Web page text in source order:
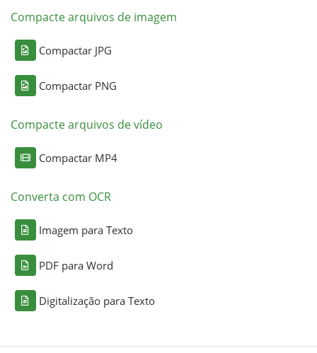
Compacte arquivos de imagem
Compactar JPG
Compactar PNG
Compacte arquivos de vídeo
Compactar MP4
Converta com OCR
Imagem para Texto
PDF para Word
Digitalização para Texto